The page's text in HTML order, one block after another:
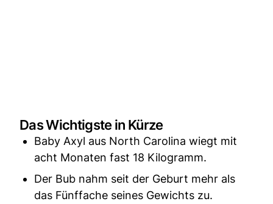
Das Wichtigste in Kürze
Baby Axyl aus North Carolina wiegt mit
acht Monaten fast 18 Kilogramm.
Der Bub nahm seit der Geburt mehr als
das Fünffache seines Gewichts zu.